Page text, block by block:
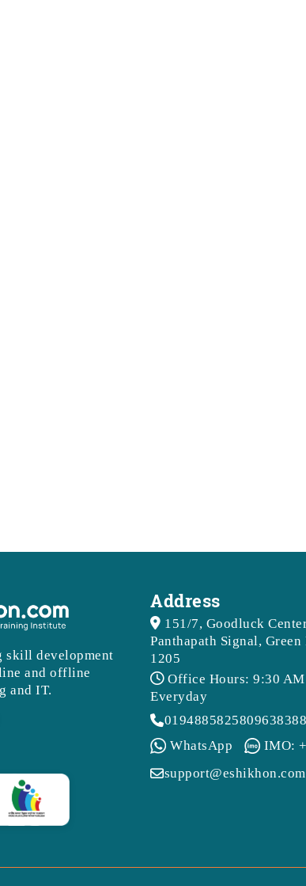
skill development
and offline
and IT.
Address
151/7, Goodluck
Panthapath Signal, Green
1205
Office Hours: 9:30 AM
Everyday
01948858258
WhatsApp
IMO: